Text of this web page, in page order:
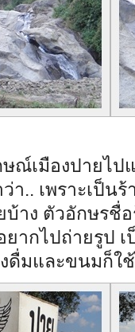
ณ์เมืองปายไป
า.. เพราะเป็
บ้าง ตัวอักษร
ยากไปถ่ายรูป
ดื่มและขนมก็ใ